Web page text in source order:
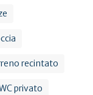
recintato
privato